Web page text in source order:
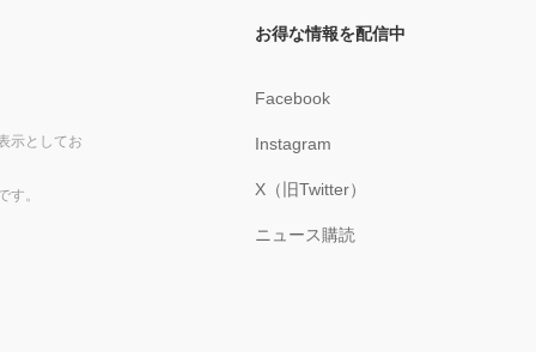
示としてお
す。
お得な情報を配信中
Facebook
Instagram
X（旧Twitter）
ニュース購読